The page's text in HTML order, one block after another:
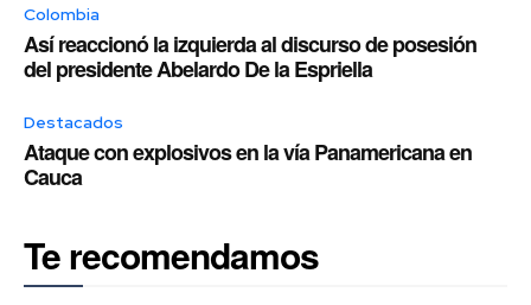
Colombia
Así reaccionó la izquierda al discurso de posesión
del presidente Abelardo De la Espriella
Destacados
Ataque con explosivos en la vía Panamericana en
Cauca
Te recomendamos